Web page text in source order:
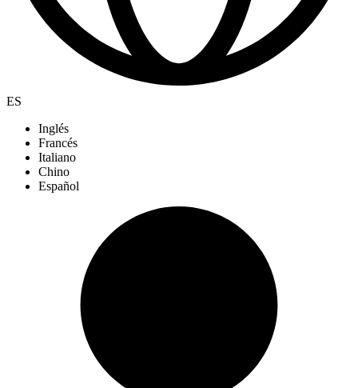
ES
Inglés
Francés
Italiano
Chino
Español